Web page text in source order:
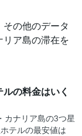
の他のデータ
ア島の滞在を
の料金はいく
カナリア島の3つ星
テルの最安値は